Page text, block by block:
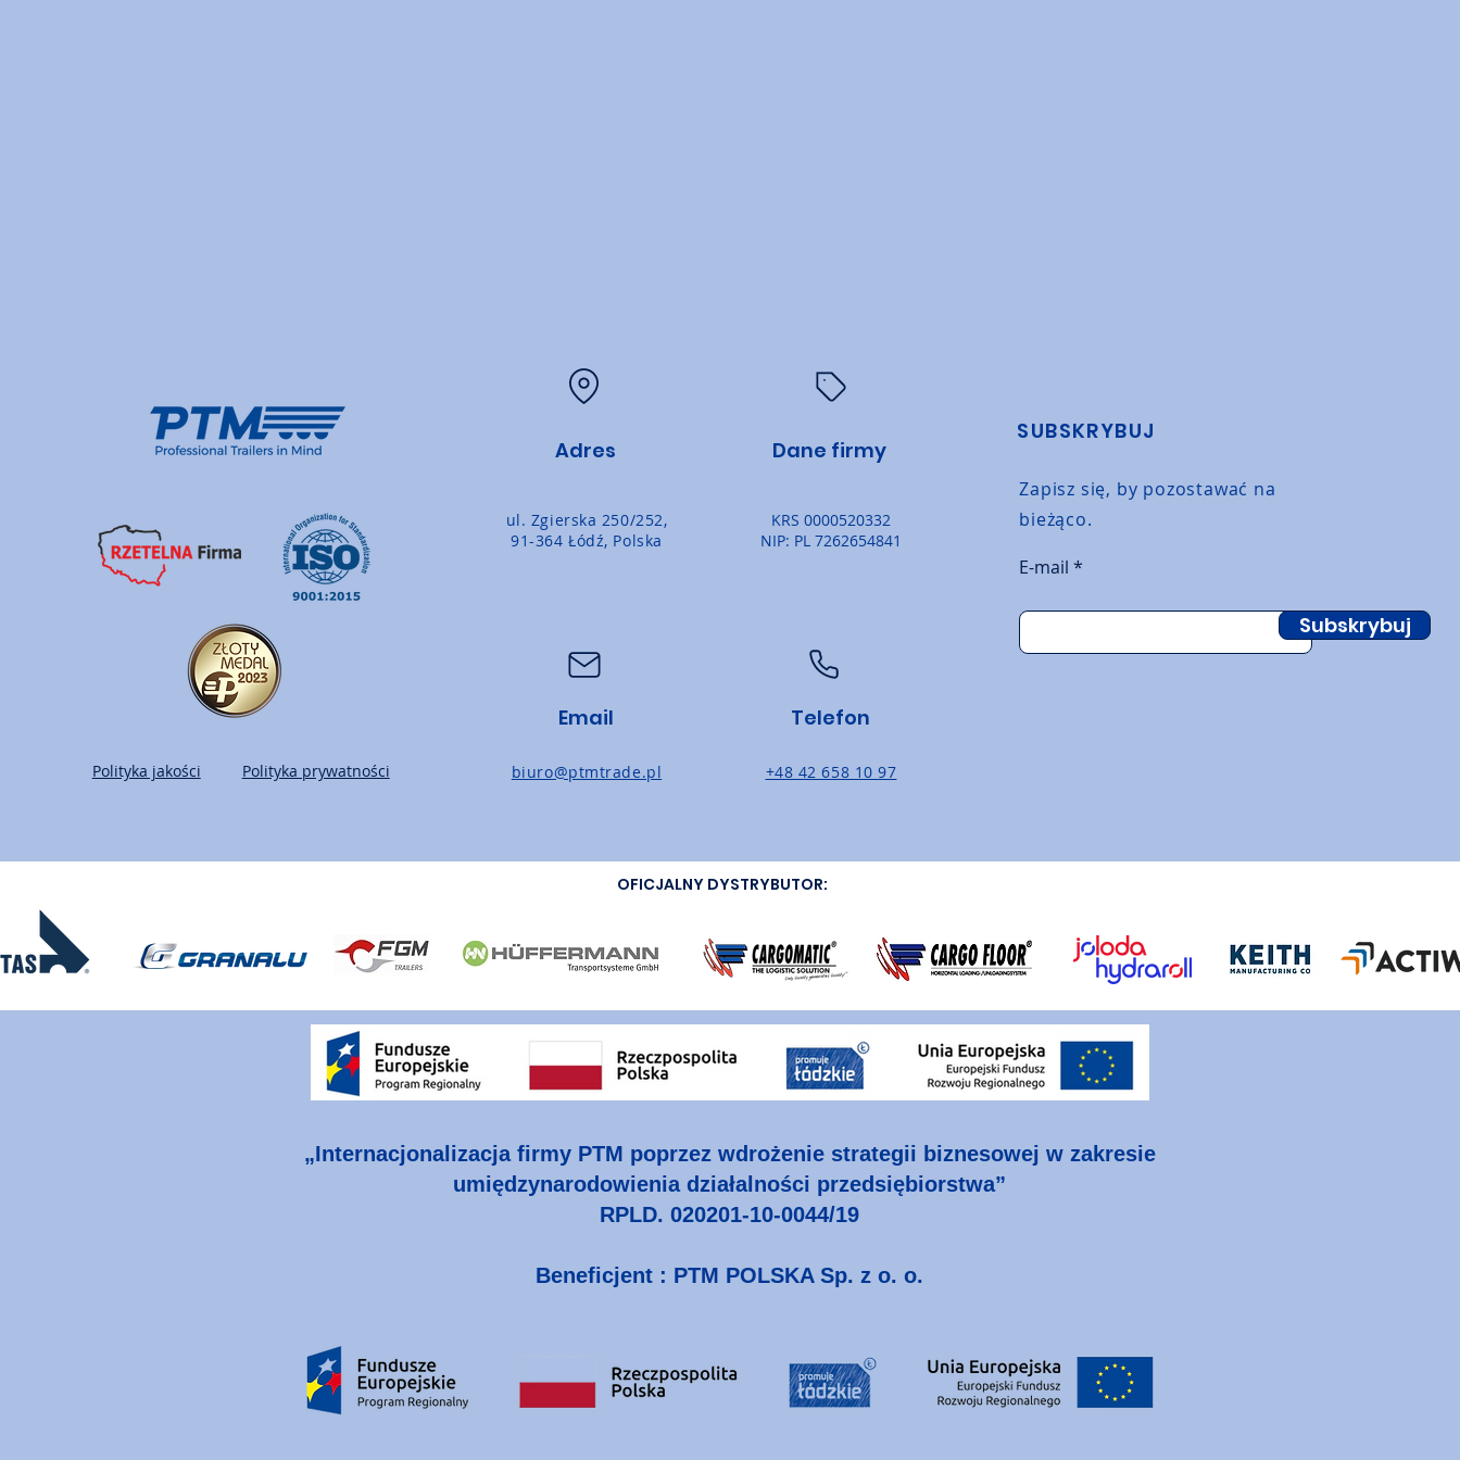
Polityka jakości Polityka prywatności
Adres
ul. Zgierska 250/252,
91-364 Łódź, Polska
Email
biuro@ptmtrade.pl
Dane firmy
KRS 0000520332
NIP: PL 7262654841
Telefon
+48 42 658 10 97
SUBSKRYBUJ
Zapisz się, by pozostawać na
bieżąco.
E-mail
Subskrybuj
OFICJALNY DYSTRYBUTOR:
„Internacjonalizacja firmy PTM poprzez wdrożenie strategii biznesowej w zakresie
umiędzynarodowienia działalności przedsiębiorstwa”
RPLD. 020201-10-0044/19
Beneficjent : PTM POLSKA Sp. z o. o.